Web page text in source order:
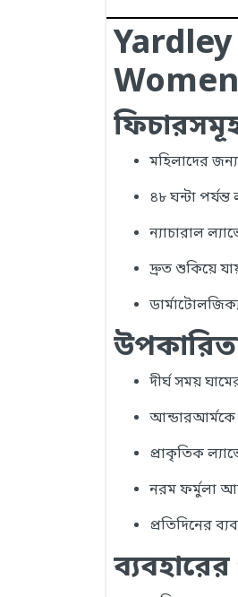
মহিলাদের
৪৮ ঘন্টা
ন্যাচারাল
দ্রুত শুকিয়ে
দীর্ঘ সময়
আন্ডারআর্মকে
প্রাকৃতিক
নরম ফর্মুলা
প্রতিদিনের